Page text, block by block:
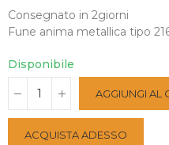
Consegnato in 2giorni
Fune anima metallica tipo
Disponibile
AGGIUNGI AL
ACQUISTA ADESSO